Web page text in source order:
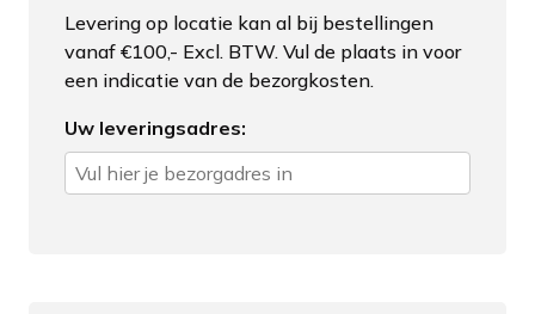
Levering op locatie kan al bij bestellingen
vanaf €100,- Excl. BTW. Vul de plaats in voor
een indicatie van de bezorgkosten.
Uw leveringsadres: